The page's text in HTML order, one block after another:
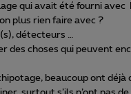
qui avait été fourni avec
plus rien faire avec ?
détecteurs …
des choses qui peuvent
beaucoup ont déjà